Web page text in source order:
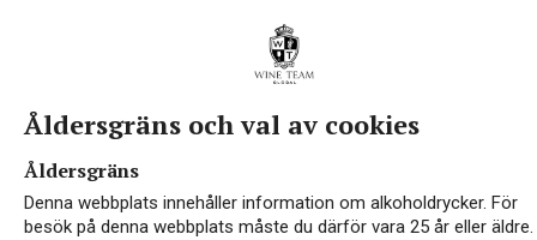
Åldersgräns och val av cookies
Åldersgräns
Denna webbplats innehåller information om alkoholdrycker. För
besök på denna webbplats måste du därför vara 25 år eller äldre.